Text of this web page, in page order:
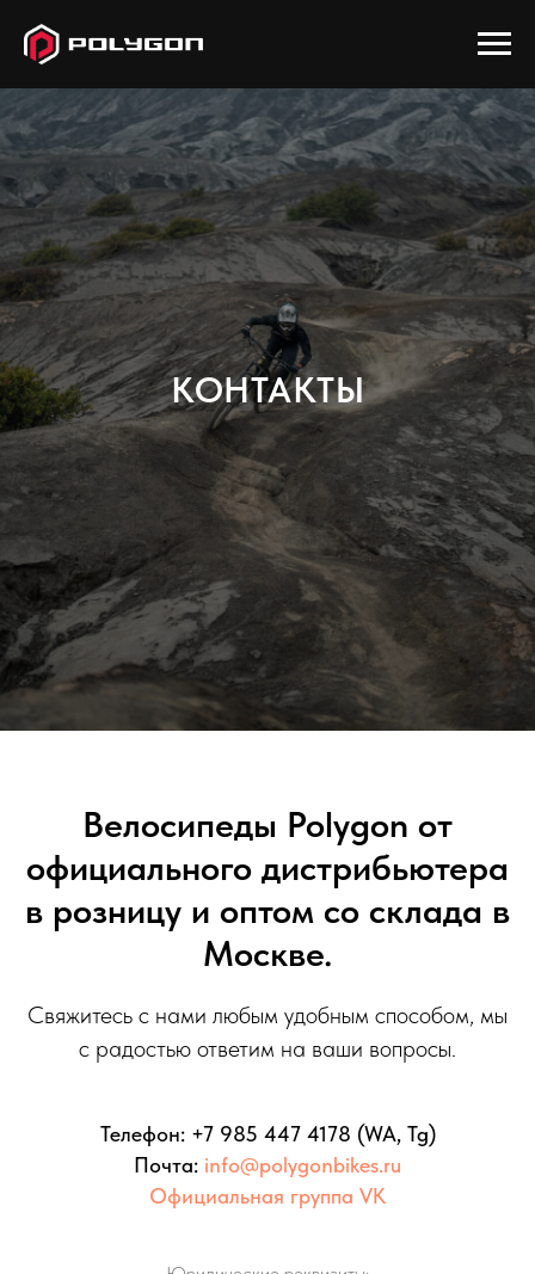
КОНТАКТЫ
Велосипеды Polygon от
официального дистрибьютера
в розницу и оптом со склада в
Москве.
Свяжитесь с нами любым удобным способом, мы
с радостью ответим на ваши вопросы.
Телефон: +7 985 447 4178 (WA, Tg)
Почта: info@polygonbikes.ru
Официальная группа VK